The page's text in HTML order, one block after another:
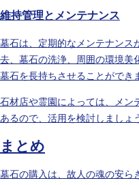
維持管理とメンテナンス
墓石は、定期的なメンテナンス
去、墓石の洗浄、周囲の環境美
墓石を長持ちさせることができ
石材店や霊園によっては、メン
あるので、活用を検討しましょ
まとめ
墓石の購入は、故人の魂の安ら